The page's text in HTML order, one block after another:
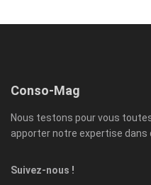
Conso-Mag
Nous testons pour vous
apporter notre expertise dans
Suivez-nous !